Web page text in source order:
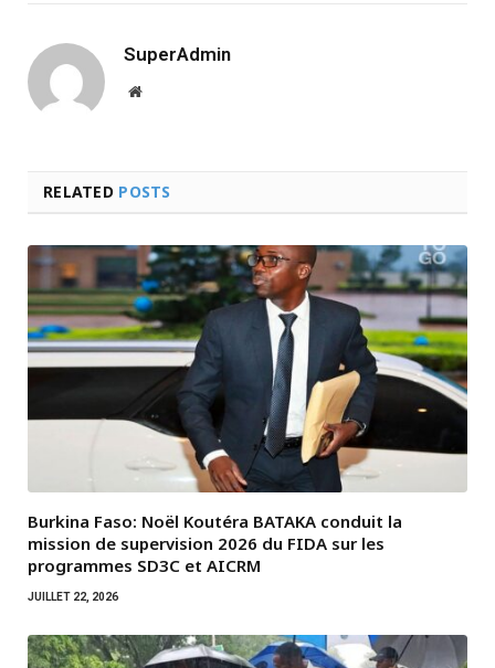
SuperAdmin
Website
RELATED POSTS
Burkina Faso: Noël Koutéra BATAKA conduit la
mission de supervision 2026 du FIDA sur les
programmes SD3C et AICRM
JUILLET 22, 2026